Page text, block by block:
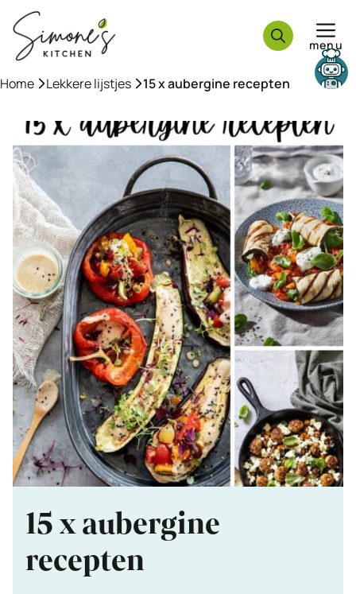
naar
inhoud
menu
Home »Lekkere lijstjes »15 x aubergine recepten
15 x aubergine
recepten
Need help?